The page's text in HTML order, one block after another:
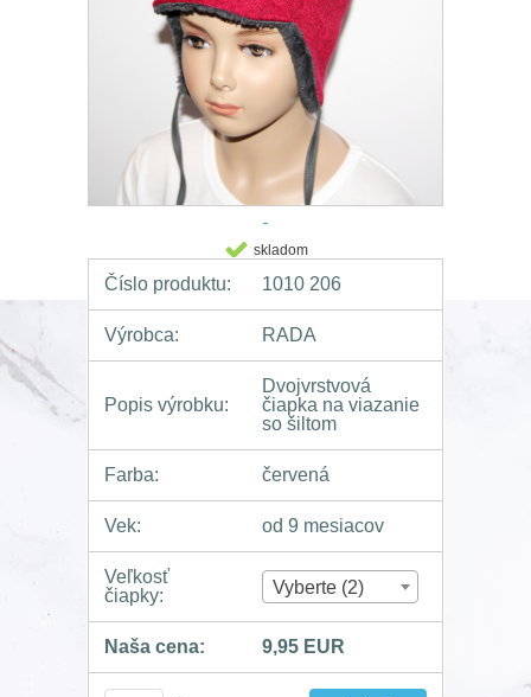
skladom
Číslo produktu: 1010 206
Výrobca: RADA
Popis výrobku:
Dvojvrstvová
čiapka na viazanie
so šiltom
Farba: červená
Vek: od 9 mesiacov
Veľkosť
čiapky:
Vyberte (2)
Naša cena: 9,95 EUR